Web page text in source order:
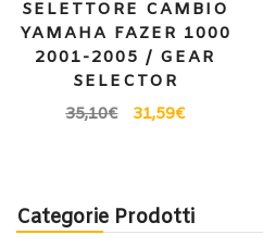
SELETTORE CAMBIO
YAMAHA FAZER 1000
2001-2005 / GEAR
SELECTOR
35,10€ 31,59€
Categorie Prodotti